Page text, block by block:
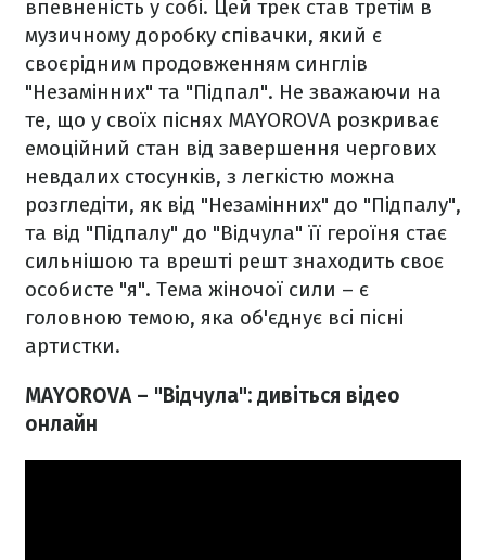
впевненість у собі. Цей трек став третім в
музичному доробку співачки, який є
своєрідним продовженням синглів
"Незамінних" та "Підпал". Не зважаючи на
те, що у своїх піснях MAYOROVA розкриває
емоційний стан від завершення чергових
невдалих стосунків, з легкістю можна
розгледіти, як від "Незамінних" до "Підпалу",
та від "Підпалу" до "Відчула" її героїня стає
сильнішою та врешті решт знаходить своє
особисте "я". Тема жіночої сили – є
головною темою, яка об'єднує всі пісні
артистки.
MAYOROVA – "Відчула": дивіться відео
онлайн